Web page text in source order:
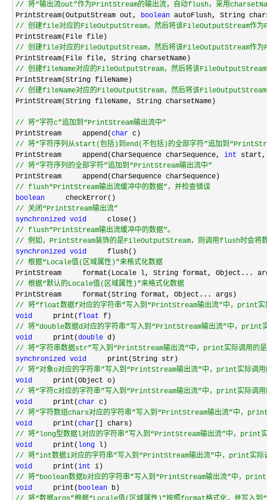
// 将“输出流out”作为PrintStream的输出流，自动flush，采用
PrintStream(OutputStream out, boolean
// 创建file对应的FileOutputStream，然后将该FileOutputStream作为
// 创建file对应的FileOutputStream，然后将该FileOutputStream作为
// 创建fileName对应的FileOutputStream，然后将该
// 创建fileName对应的FileOutputStream，然后将该
PrintStream(String fileName, String charsetName)
// 将“字符c”追加到“PrintStream输出流中”
PrintStream     append(char
// 将“字符序列从start(包括)到end(不包括)的全部字符”追加到
PrintStream     append(CharSequence charSequence, int
// 将“字符序列的全部字符”追加到“PrintStream输出流中”
// flush“PrintStream输出流缓冲中的数据”，并检查错误
boolean
// 关闭“PrintStream输出流”
synchronized void
//
// 例如，PrintStream装饰的是FileOutputStream，则调用flush时会将数
synchronized void
// 根据“Locale值(区域属性)”来格式化数据
// 根据“默认的Locale值(区域属性)”来格式化数据
// 将“float数据f对应的字符串”写入到“PrintStream输出流”中，print实
void
     print(
float
// 将“double数据d对应的字符串”写入到“PrintStream输出流”中，print
void
     print(
double
// 将“字符串数据str”写入到“PrintStream输出流”中，print实际调用的
synchronized void
// 将“对象o对应的字符串”写入到“PrintStream输出流”中，print实际调
void
// 将“字符c对应的字符串”写入到“PrintStream输出流”中，print实际调
void
     print(
char
// 将“字符数组chars对应的字符串”写入到“PrintStream输出流”中，
void
     print(
char
// 将“long型数据l对应的字符串”写入到“PrintStream输出流”中，print
void
     print(
long
// 将“int数据i对应的字符串”写入到“PrintStream输出流”中，print实际
void
     print(
int
// 将“boolean数据b对应的字符串”写入到“PrintStream输出流”中，
void
     print(
boolean